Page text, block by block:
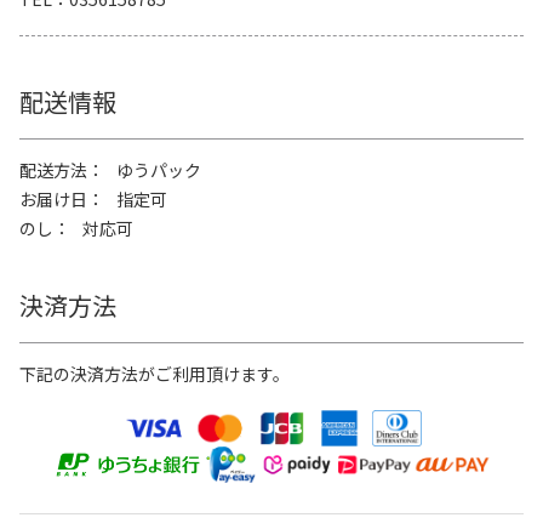
配送情報
配送方法
ゆうパック
お届け日
指定可
のし
対応可
決済方法
下記の決済方法がご利用頂けます。